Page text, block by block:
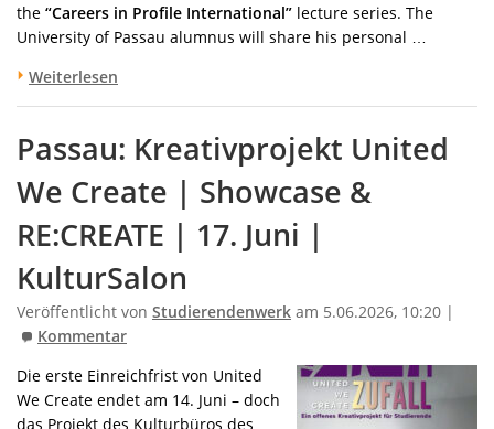
the “Careers in Profile International” lecture series. The
University of Passau alumnus will share his personal …
Weiterlesen
Passau: Kreativprojekt United
We Create | Showcase &
RE:CREATE | 17. Juni |
KulturSalon
Veröffentlicht von Studierendenwerk am 5.06.2026, 10:20 |
Kommentar
Die erste Einreichfrist von United
We Create endet am 14. Juni – doch
das Projekt des Kulturbüros des